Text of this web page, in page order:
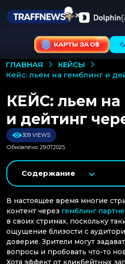
ГЛАВНАЯ
КЕЙСЫ
кейс: льем на гемблинг и
КЕЙС: льем на
и дейтинг
309 VIEWS
Обновлено: 29.07.2025
Содержание
В настоящее время многие
контент через гемблинг
в своих стримах, поскольку
ощущение близости с
доверие. Зрители могут
вопросы и пробовать что-то
Хотя эффект от кликбейтных